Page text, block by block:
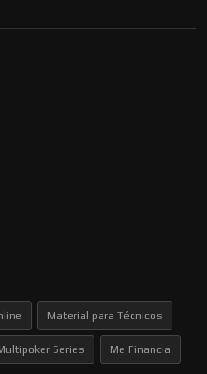
Material para Técnicos
Series Me Financia